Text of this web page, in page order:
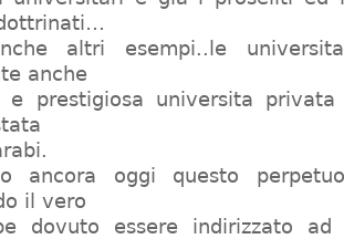
altri esempi..le
anche
e prestigiosa universita
ancora oggi questo
il vero
dovuto essere indirizzato